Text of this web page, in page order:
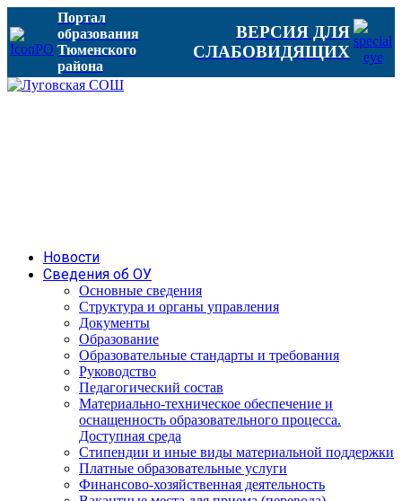
Портал
образования
Тюменского
района
ВЕРСИЯ ДЛЯ
СЛАБОВИДЯЩИХ
Новости
Сведения об ОУ
Основные сведения
Структура и органы управления
Документы
Образование
Образовательные стандарты и требования
Руководство
Педагогический состав
Материально-техническое обеспечение и
оснащенность образовательного процесса.
Доступная среда
Стипендии и иные виды материальной поддержки
Платные образовательные услуги
Финансово-хозяйственная деятельность